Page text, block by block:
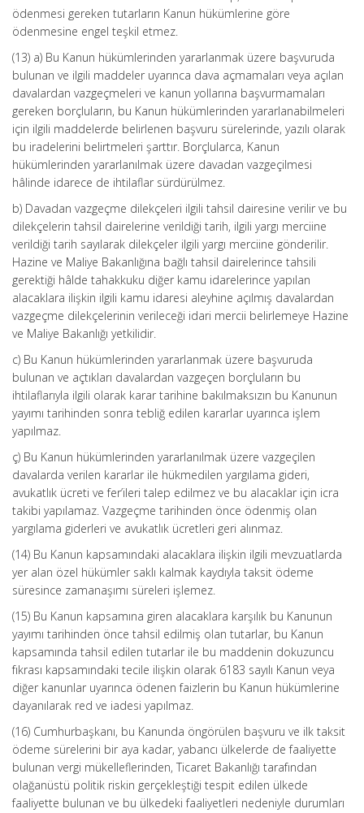
ödenmesi gereken tutarların Kanun hükümlerine göre
ödenmesine engel teşkil etmez.
(13) a) Bu Kanun hükümlerinden yararlanmak üzere başvuruda
bulunan ve ilgili maddeler uyarınca dava açmamaları veya açılan
davalardan vazgeçmeleri ve kanun yollarına başvurmamaları
gereken borçluların, bu Kanun hükümlerinden yararlanabilmeleri
için ilgili maddelerde belirlenen başvuru sürelerinde, yazılı olarak
bu iradelerini belirtmeleri şarttır. Borçlularca, Kanun
hükümlerinden yararlanılmak üzere davadan vazgeçilmesi
hâlinde idarece de ihtilaflar sürdürülmez.
b) Davadan vazgeçme dilekçeleri ilgili tahsil dairesine verilir ve bu
dilekçelerin tahsil dairelerine verildiği tarih, ilgili yargı merciine
verildiği tarih sayılarak dilekçeler ilgili yargı merciine gönderilir.
Hazine ve Maliye Bakanlığına bağlı tahsil dairelerince tahsili
gerektiği hâlde tahakkuku diğer kamu idarelerince yapılan
alacaklara ilişkin ilgili kamu idaresi aleyhine açılmış davalardan
vazgeçme dilekçelerinin verileceği idari mercii belirlemeye Hazine
ve Maliye Bakanlığı yetkilidir.
c) Bu Kanun hükümlerinden yararlanmak üzere başvuruda
bulunan ve açtıkları davalardan vazgeçen borçluların bu
ihtilaflarıyla ilgili olarak karar tarihine bakılmaksızın bu Kanunun
yayımı tarihinden sonra tebliğ edilen kararlar uyarınca işlem
yapılmaz.
ç) Bu Kanun hükümlerinden yararlanılmak üzere vazgeçilen
davalarda verilen kararlar ile hükmedilen yargılama gideri,
avukatlık ücreti ve fer’ileri talep edilmez ve bu alacaklar için icra
takibi yapılamaz. Vazgeçme tarihinden önce ödenmiş olan
yargılama giderleri ve avukatlık ücretleri geri alınmaz.
(14) Bu Kanun kapsamındaki alacaklara ilişkin ilgili mevzuatlarda
yer alan özel hükümler saklı kalmak kaydıyla taksit ödeme
süresince zamanaşımı süreleri işlemez.
(15) Bu Kanun kapsamına giren alacaklara karşılık bu Kanunun
yayımı tarihinden önce tahsil edilmiş olan tutarlar, bu Kanun
kapsamında tahsil edilen tutarlar ile bu maddenin dokuzuncu
fıkrası kapsamındaki tecile ilişkin olarak 6183 sayılı Kanun veya
diğer kanunlar uyarınca ödenen faizlerin bu Kanun hükümlerine
dayanılarak red ve iadesi yapılmaz.
(16) Cumhurbaşkanı, bu Kanunda öngörülen başvuru ve ilk taksit
ödeme sürelerini bir aya kadar, yabancı ülkelerde de faaliyette
bulunan vergi mükelleflerinden, Ticaret Bakanlığı tarafından
olağanüstü politik riskin gerçekleştiği tespit edilen ülkede
faaliyette bulunan ve bu ülkedeki faaliyetleri nedeniyle durumları